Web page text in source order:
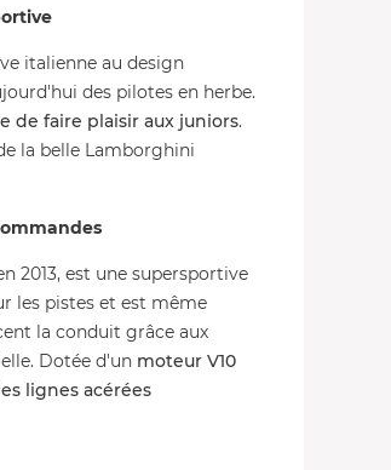
italienne au design
des pilotes en herbe.
de faire plaisir aux juniors.
la belle Lamborghini
2013, est une supersportive
les pistes et est même
la conduit grâce aux
Dotée d'un moteur V10
lignes acérées